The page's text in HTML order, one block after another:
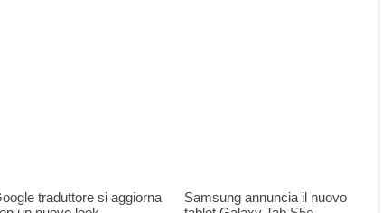
traduttore si aggiorna
Samsung annuncia il nuovo